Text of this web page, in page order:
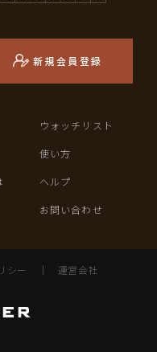
新規会員登録
ウォッチリスト
使い方
ヘルプ
お問い合わせ
シー ｜ 運営会社